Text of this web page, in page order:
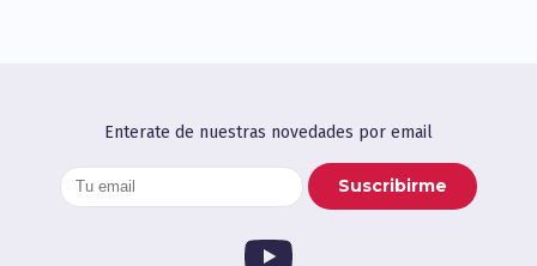
Enterate de nuestras novedades por email